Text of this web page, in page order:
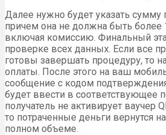
Далее нужно будет указать сумму
причем она не должна быть более
включая комиссию. Финальный
проверке всех данных. Если все
готовы завершать процедуру, то
оплаты. После этого на ваш
сообщение с кодом
будет ввести в соответствующее
получатель не активирует ваучер
то потраченные деньги вернутся
полном объеме.